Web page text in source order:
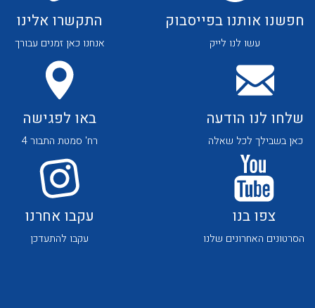
לכל מוצרי היצרן לכל מוצרי היצרן
חפשנו אותנו בפייסבוק
עשו לנו לייק
התקשרו אלינו
אנחנו כאן זמנים עבורך
שלחו לנו הודעה
כאן בשבילך לכל שאלה
באו לפגישה
רח' סמטת התבור 4
צפו בנו
הסרטונים האחרונים שלנו
עקבו אחרנו
עקבו להתעדכן